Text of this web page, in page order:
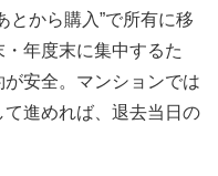
とから購入”で所有に移
年度末に集中するた
安全。マンションでは
進めれば、退去当日の